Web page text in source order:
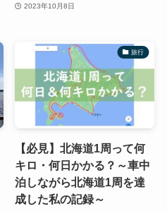
2023年10月8日
旅行
【必見】北海道1周って何
キロ・何日かかる？～車中
泊しながら北海道1周を達
成した私の記録～